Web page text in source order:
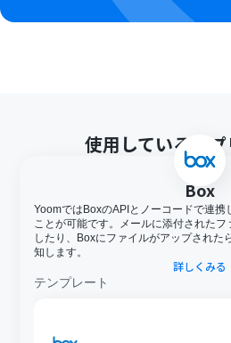
OCRデータは6,500文字以上
使用しているア
Box
YoomではBoxのAPIとノーコードで連携
ことが可能です。メールに添付された
したり、Boxにファイルがアップされた
知します。
詳しくみる
テンプレート